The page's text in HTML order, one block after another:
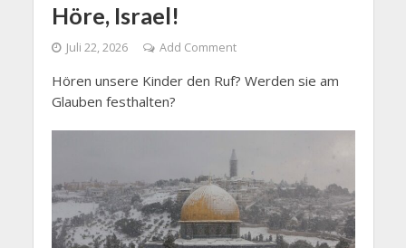
Höre, Israel!
Juli 22, 2026 Add Comment
Hören unsere Kinder den Ruf? Werden sie am
Glauben festhalten?